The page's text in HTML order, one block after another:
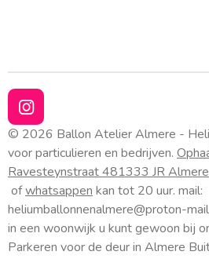
I
n
s
t
a
g
r
a
m
© 2026 Ballon Atelier Almere -
voor particulieren en bedrijven.
Ravesteynstraat 481333 JR Almere
ofwhatsappen kan tot 20 uur. mail:
heliumballonnenalmere@proton-
in een woonwijk u kunt gewoon bij
Parkeren voor de deur in Almere